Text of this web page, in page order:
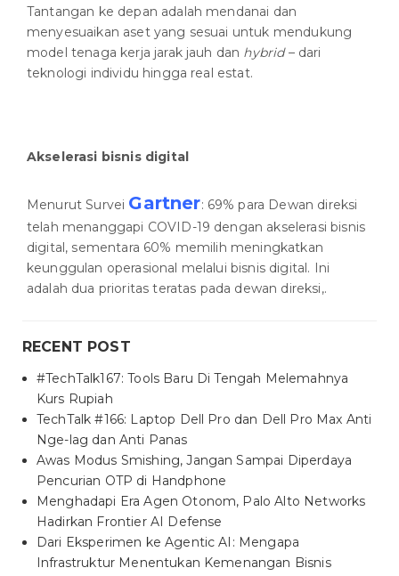
Tantangan ke depan adalah mendanai dan
menyesuaikan aset yang sesuai untuk mendukung
model tenaga kerja jarak jauh dan hybrid– dari
teknologi individu hingga real estat.
Akselerasi bisnis digital
Menurut Survei Gartner: 69% para Dewan direksi
telah menanggapi COVID-19 dengan akselerasi bisnis
digital, sementara 60% memilih meningkatkan
keunggulan operasional melalui bisnis digital. Ini
adalah dua prioritas teratas pada dewan direksi,.
RECENT POST
#TechTalk167: Tools Baru Di Tengah Melemahnya
Kurs Rupiah
TechTalk #166: Laptop Dell Pro dan Dell Pro Max Anti
Nge-lag dan Anti Panas
Awas Modus Smishing, Jangan Sampai Diperdaya
Pencurian OTP di Handphone
Menghadapi Era Agen Otonom, Palo Alto Networks
Hadirkan Frontier AI Defense
Dari Eksperimen ke Agentic AI: Mengapa
Infrastruktur Menentukan Kemenangan Bisnis